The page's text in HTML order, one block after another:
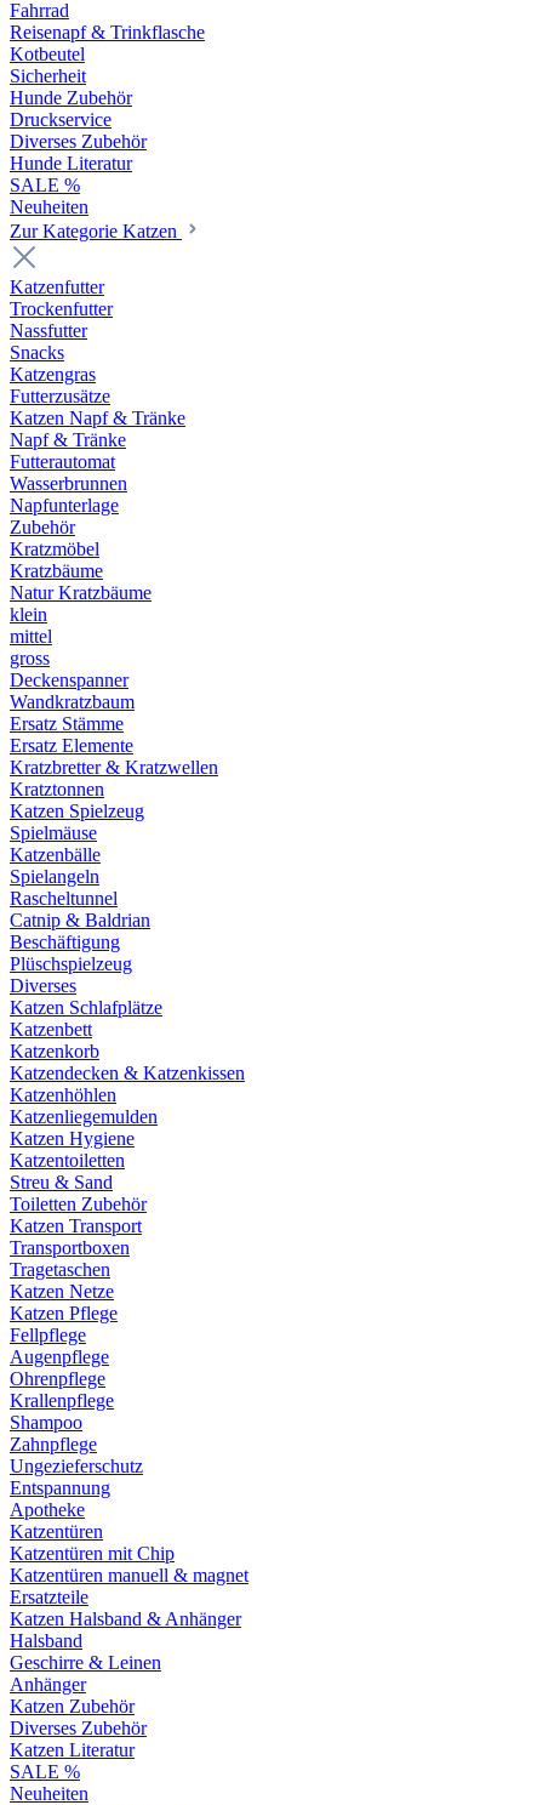
Fahrrad
Reisenapf & Trinkflasche
Kotbeutel
Sicherheit
Hunde Zubehör
Druckservice
Diverses Zubehör
Hunde Literatur
SALE %
Neuheiten
Zur Kategorie Katzen
Katzenfutter
Trockenfutter
Nassfutter
Snacks
Katzengras
Futterzusätze
Katzen Napf & Tränke
Napf & Tränke
Futterautomat
Wasserbrunnen
Napfunterlage
Zubehör
Kratzmöbel
Kratzbäume
Natur Kratzbäume
klein
mittel
gross
Deckenspanner
Wandkratzbaum
Ersatz Stämme
Ersatz Elemente
Kratzbretter & Kratzwellen
Kratztonnen
Katzen Spielzeug
Spielmäuse
Katzenbälle
Spielangeln
Rascheltunnel
Catnip & Baldrian
Beschäftigung
Plüschspielzeug
Diverses
Katzen Schlafplätze
Katzenbett
Katzenkorb
Katzendecken & Katzenkissen
Katzenhöhlen
Katzenliegemulden
Katzen Hygiene
Katzentoiletten
Streu & Sand
Toiletten Zubehör
Katzen Transport
Transportboxen
Tragetaschen
Katzen Netze
Katzen Pflege
Fellpflege
Augenpflege
Ohrenpflege
Krallenpflege
Shampoo
Zahnpflege
Ungezieferschutz
Entspannung
Apotheke
Katzentüren
Katzentüren mit Chip
Katzentüren manuell & magnet
Ersatzteile
Katzen Halsband & Anhänger
Halsband
Geschirre & Leinen
Anhänger
Katzen Zubehör
Diverses Zubehör
Katzen Literatur
SALE %
Neuheiten